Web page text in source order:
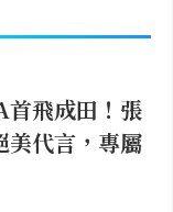
飛成田！張
美代言，專屬